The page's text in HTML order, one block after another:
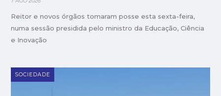
Reitor e novos órgãos tomaram posse esta sexta-feira,
numa sessão presidida pelo ministro da Educação, Ciência
e Inovação
SOCIEDADE